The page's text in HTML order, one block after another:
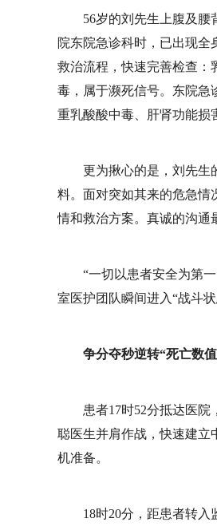
56岁的刘先生上腹及
院东院急诊科时，已出现
救治流程，快速完善检查：
毒，属于濒死信号。东院急
重乳酸酸中毒、肝肾功能损
更为揪心的是，刘先生
料。面对突如其来的危急情
情和救治方案。真诚的沟通
“一切以患者安全为第
室医护团队瞬间进入“战斗状
争分夺秒逆转“死亡数
患者17时52分抵达医
聪医生并肩作战，快速建立
机准备。
18时20分，距患者转